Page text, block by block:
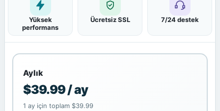
Yüksek
performans
Ücretsiz SSL 7/24 destek
Aylık
$39.99 / ay
1 ay için toplam $39.99